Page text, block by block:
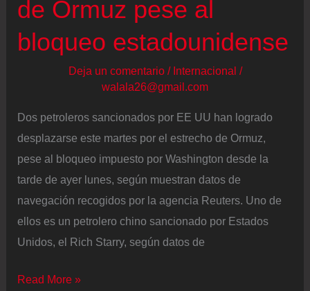
alto
el
acepta
la
mediación
de
Pakistán
de Ormuz pese al
bloqueo estadounidense
Deja un comentario / Internacional /
walala26@gmail.com
Dos petroleros sancionados por EE UU han logrado
desplazarse este martes por el estrecho de Ormuz,
pese al bloqueo impuesto por Washington desde la
tarde de ayer lunes, según muestran datos de
navegación recogidos por la agencia Reuters. Uno de
ellos es un petrolero chino sancionado por Estados
Unidos, el Rich Starry, según datos de
Última
Read More »